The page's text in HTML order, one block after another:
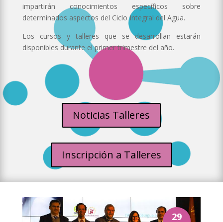
impartirán conocimientos específicos sobre
determinados aspectos del Ciclo Integral del Agua.
Los cursos y talleres que se desarrollan estarán
disponibles durante el primer trimestre del año.
Noticias Talleres
Inscripción a Talleres
29